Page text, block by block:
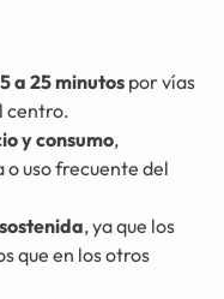
a 25 minutos por vías
centro.
y consumo,
uso frecuente del
, ya que los
que en los otros